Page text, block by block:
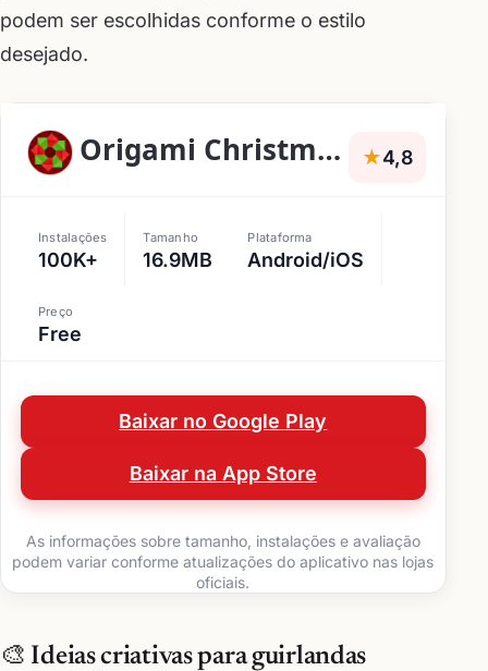
podem ser escolhidas conforme o estilo
desejado.
Origami Christmas Decorations ★4,8
Instalações
100K+
Tamanho
16.9MB
Plataforma
Android/iOS
Preço
Free
Baixar no Google Play
Baixar na App Store
As informações sobre tamanho, instalações e avaliação
podem variar conforme atualizações do aplicativo nas lojas
oficiais.
🎨 Ideias criativas para guirlandas